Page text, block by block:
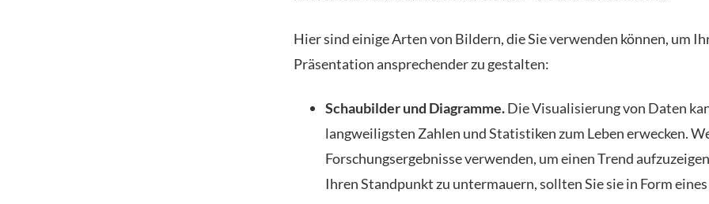
Hier sind einige Arten von Bildern, die Sie verwenden können, um
Präsentation ansprechender zu gestalten:
Schaubilder und Diagramme.Die Visualisierung von Daten
langweiligsten Zahlen und Statistiken zum Leben erwecken.
Forschungsergebnisse verwenden, um einen Trend
Ihren Standpunkt zu untermauern, sollten Sie sie in Form